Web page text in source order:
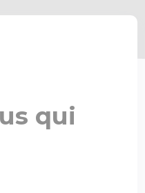
qui